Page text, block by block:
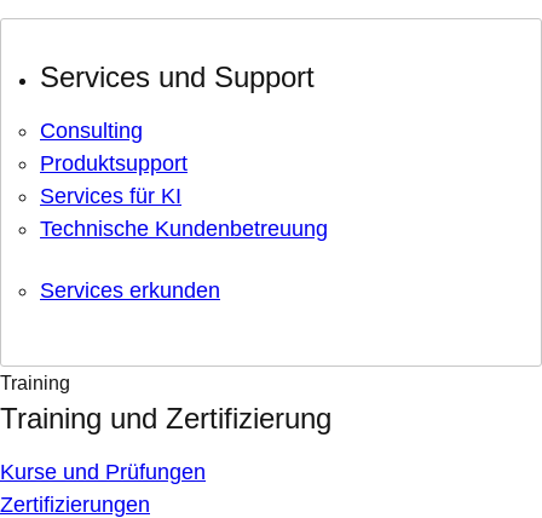
Services und Support
Consulting
Produktsupport
Services für KI
Technische Kundenbetreuung
Services erkunden
Training
Training und Zertifizierung
Kurse und Prüfungen
Zertifizierungen